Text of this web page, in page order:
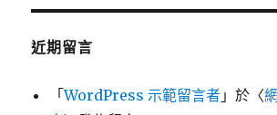
近期留言
「WordPress 示範留言者 」於〈